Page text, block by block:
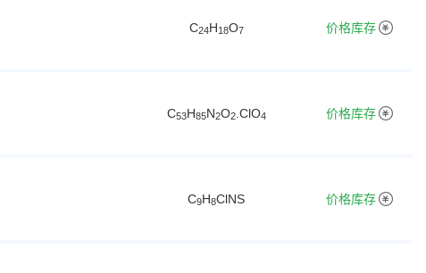
C24H1 8O7 价格库存
C53H85N2O2.ClO4 价格库存
C9H8ClNS 价格库存